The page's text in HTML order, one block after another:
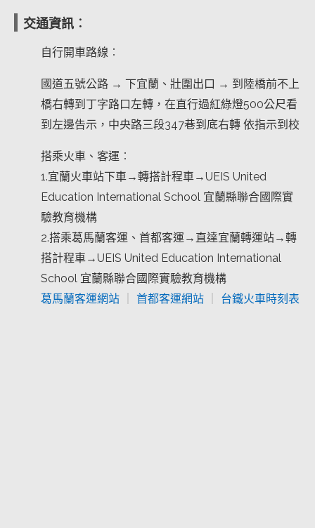
交通資訊︰
自行開車路線︰
國道五號公路 → 下宜蘭、壯圍出口 → 到陸橋前不上
橋右轉到丁字路口左轉，在直行過紅綠燈500公尺看
到左邊告示，中央路三段347巷到底右轉 依指示到校
搭乘火車、客運︰
1.宜蘭火車站下車→轉搭計程車→UEIS United
Education International School 宜蘭縣聯合國際實
驗教育機構
2.搭乘葛馬蘭客運、首都客運→直達宜蘭轉運站→轉
搭計程車→UEIS United Education International
School 宜蘭縣聯合國際實驗教育機構
葛馬蘭客運網站
首都客運網站 台鐵火車時刻表